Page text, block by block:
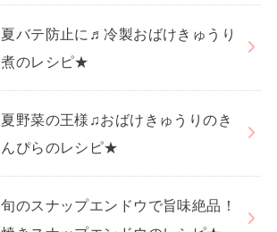
夏バテ防止に♬冷製おばけきゅうり
煮のレシピ★
夏野菜の王様♫おばけきゅうりのき
んぴらのレシピ★
旬のスナップエンドウで旨味絶品！